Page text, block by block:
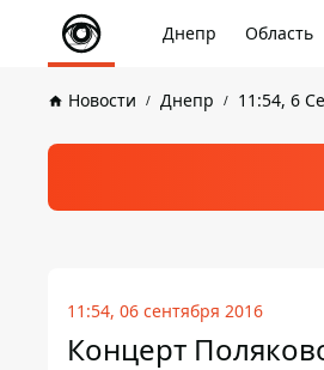
Днепр Область
Новости Днепр 11:54, 6
11:54, 06 сентября 2016
Концерт